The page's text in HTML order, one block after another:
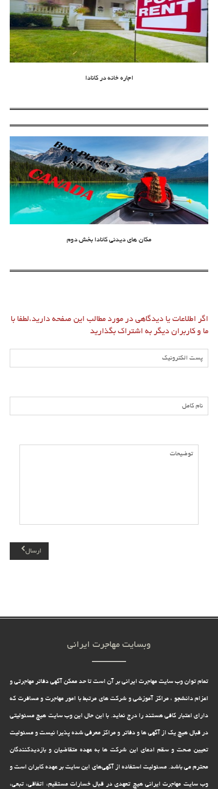
اجاره خانه در کانادا
مکان های دیدنی کانادا بخش دوم
اگر اطلاعات یا دیدگاهی در مورد مطالب این صفحه دارید،لطفا با
ما و کاربران دیگر به اشتراک بگذارید
ارسال
وبسایت مهاجرت ایرانی
تمام توان وب سایت مهاجرت ایرانی بر آن است تا حد ممکن آگهی دفاتر مهاجرتی و
اعزام دانشجو ، مراکز آموزشی و شرکت های مرتبط با امور مهاجرت و مسافرت که
دارای اعتبار کافی هستند را درج نماید. با این حال این وب سایت هیچ مسئولیتی
در قبال هیچ یک از آگهی ها و دفاتر و مراکز معرفی شده پذیرا نیست و مسئولیت
تعیین صحت و سقم ادعای این شرکت ها به عهده متقاضیان و بازدیدکنندگان
محترم می باشد. مسئولیت استفاده از آگهی‌های این سایت بر عهده کابران است و
وب سایت مهاجرت ایرانی هیچ تعهدى در قبال خسارات مستقیم، اتفاقى، تبعى،